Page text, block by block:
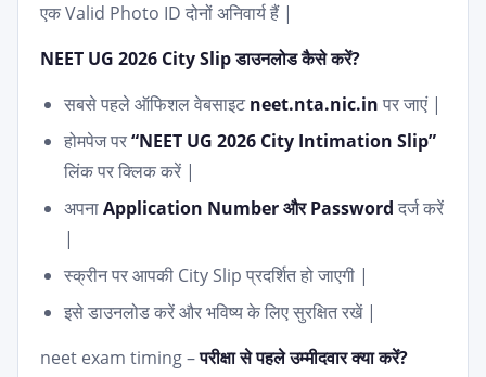
एक Valid Photo ID दोनों अनिवार्य हैं |
NEET UG 2026 City Slip डाउनलोड कैसे करें?
सबसे पहले ऑफिशल वेबसाइटneet.nta.nic.in पर जाएं |
होमपेज पर“NEET UG 2026 City Intimation Slip”
लिंक पर क्लिक करें |
अपनाApplication Number और Password दर्ज करें
|
स्क्रीन पर आपकी City Slip प्रदर्शित हो जाएगी |
इसे डाउनलोड करें और भविष्य के लिए सुरक्षित रखें |
neet exam timing –परीक्षा से पहले उम्मीदवार क्या करें?